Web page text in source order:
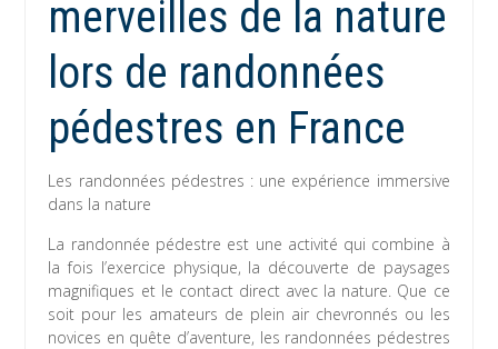
merveilles de la nature
lors de randonnées
pédestres en France
Les randonnées pédestres : une expérience immersive
dans la nature
La randonnée pédestre est une activité qui combine à
la fois l’exercice physique, la découverte de paysages
magnifiques et le contact direct avec la nature. Que ce
soit pour les amateurs de plein air chevronnés ou les
novices en quête d’aventure, les randonnées pédestres